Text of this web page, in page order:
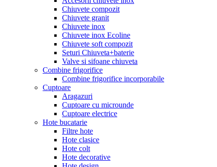
Chiuvete compozit
Chiuvete granit
Chiuvete inox
Chiuvete inox Ecoline
Chiuvete soft compozit
Seturi Chiuveta+baterie
Valve si sifoane chiuveta
Combine frigorifice
Combine frigorifice incorporabile
Cuptoare
Aragazuri
Cuptoare cu microunde
Cuptoare electrice
Hote bucatarie
Filtre hote
Hote clasice
Hote colt
Hote decorative